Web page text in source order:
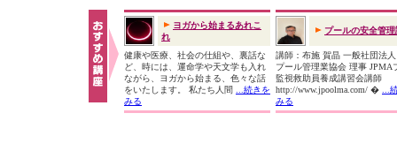
ヨガから始まるあれこ
れ
健康や医療、社会の仕組や、裏話な
ど、時には、運命学や天文学も入れ
ながら、ヨガから始まる、色々な話
をいたします。 私たち人間
...続きを
みる
プールの安全管理
講師：布施 賀晶 一般社団法
プール管理業協会 理事 JPMA
監視救助員養成講習会講師
http://www.jpoolma.com/ �
...
みる